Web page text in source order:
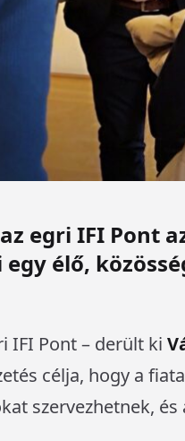
egri IFI Pont
élő,
IFI Pont – derült ki
célja, hogy a
szervezhetnek,